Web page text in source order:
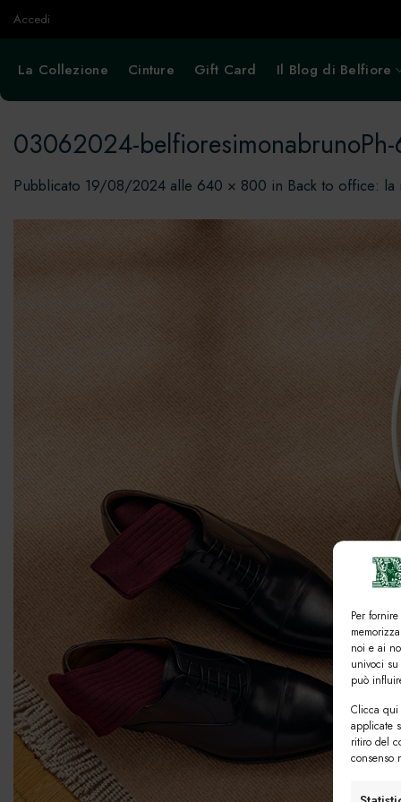
Per
noi e ai
univoci
può
Clicca qui
applicate
ritiro del
consenso
SaltaAccedi
La Collezione Cinture Gift Card Il Blog di Belfiore
03062024-
Pubblicato 19/08/2024 alle 640 × 800 in Back to office: